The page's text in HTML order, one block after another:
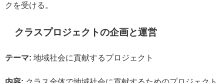
クを受ける。
クラスプロジェクトの企画と運営
テーマ: 地域社会に貢献するプロジェクト